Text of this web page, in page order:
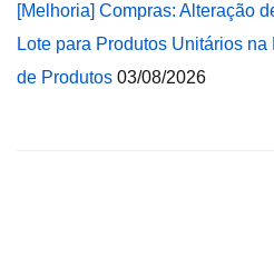
[Melhoria] Compras: Alteração
Lote para Produtos Unitários
de Produtos 03/08/2026